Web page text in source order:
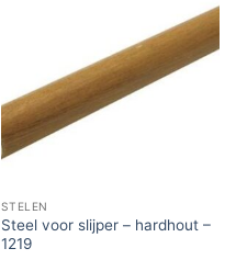
STELEN
Steel voor slijper – hardhout –
1219